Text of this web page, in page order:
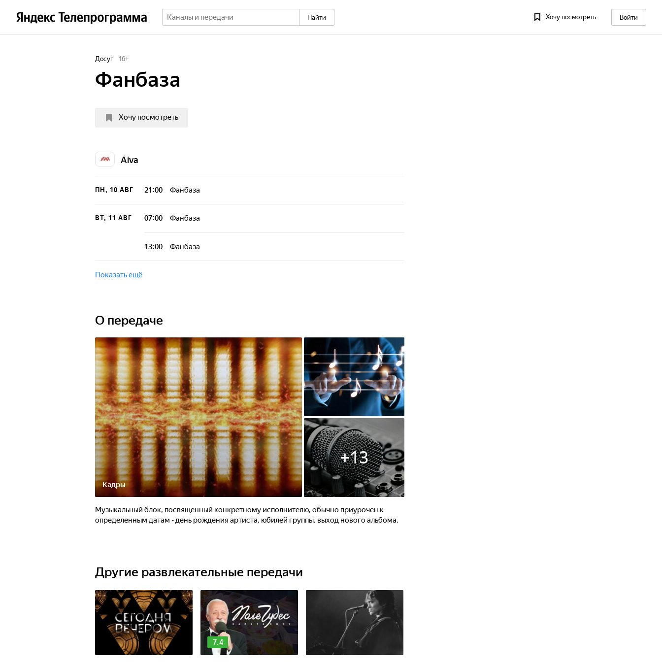
Найти Хочу посмотреть Войти
Досуг 16+
Фанбаза
Хочу посмотреть
Aiva
ПН, 10 АВГ 21:00 Фанбаза
ВТ, 11 АВГ 07:00 Фанбаза
13:00 Фанбаза
Показать ещё
О передаче
Кадры
+13
Музыкальный блок, посвященный конкретному исполнителю, обычно приурочен к
определенным датам - день рождения артиста, юбилей группы, выход нового альбома.
Другие развлекательные передачи
7.4